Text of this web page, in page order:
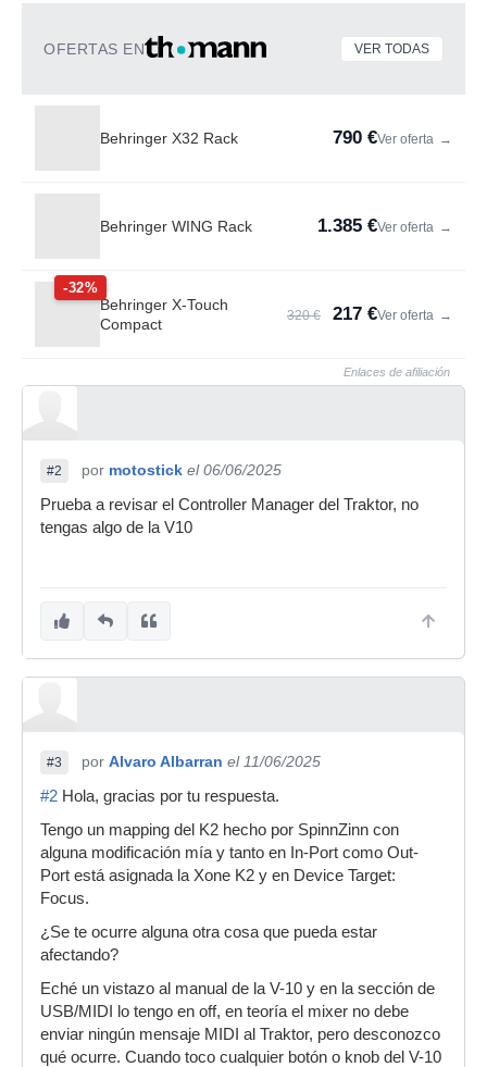
OFERTAS EN VER TODAS
Behringer X32 Rack 790 €Ver oferta →
Behringer WING Rack 1.385 €Ver oferta →
-32%
Behringer X-Touch
Compact
320 € 217 €Ver oferta →
Enlaces de afiliación
#2 por motostick el 06/06/2025
Prueba a revisar el Controller Manager del Traktor, no
tengas algo de la V10
#3 por Alvaro Albarran el 11/06/2025
#2 Hola, gracias por tu respuesta.
Tengo un mapping del K2 hecho por SpinnZinn con
alguna modificación mía y tanto en In-Port como Out-
Port está asignada la Xone K2 y en Device Target:
Focus.
¿Se te ocurre alguna otra cosa que pueda estar
afectando?
Eché un vistazo al manual de la V-10 y en la sección de
USB/MIDI lo tengo en off, en teoría el mixer no debe
enviar ningún mensaje MIDI al Traktor, pero desconozco
qué ocurre. Cuando toco cualquier botón o knob del V-10